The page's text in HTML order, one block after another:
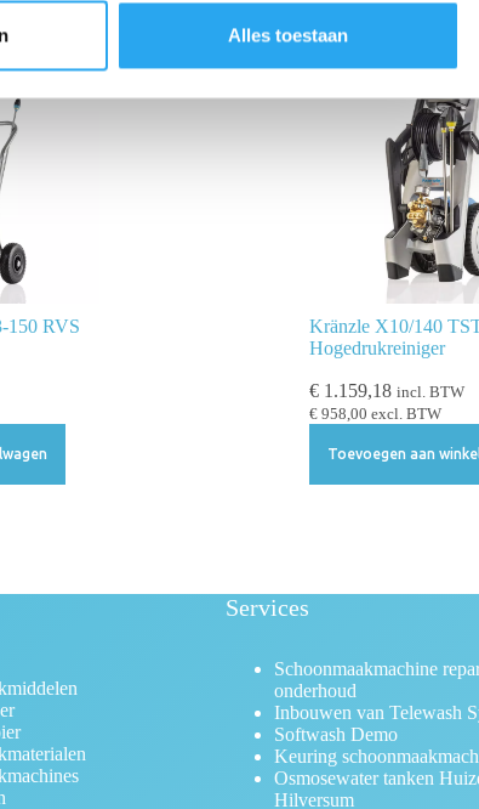
Alles toestaan
150 RVS
Kränzle X10/140
Hogedrukreiniger
€1.159,18 incl. BTW
€958,00 excl. BTW
Toevoegen aan
Services
Schoonmaakmachine
onderhoud
Inbouwen van Telewash
Softwash Demo
Keuring
Osmosewater tanken
Hilversum